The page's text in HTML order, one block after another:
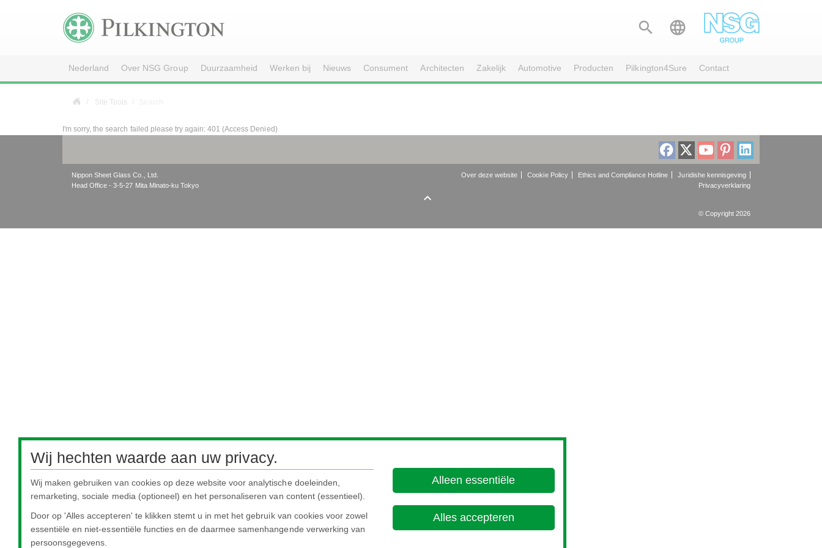
 
Nederland Over NSG Group Duurzaamheid Werken bij Nieuws Consument Architecten Zakelijk Automotive Producten Pilkington4Sure Contact
Site Tools
I'm sorry, the search failed please try again: 401 (Access Denied)
Nippon Sheet Glass Co., Ltd.
Head Office - 3-5-27 Mita Minato-ku Tokyo
Over deze website Cookie Policy Ethics and Compliance Hotline
Juridishe kennisgeving
Privacyverklaring

© Copyright 2026
Wij hechten waarde aan uw privacy.
Wij maken gebruiken van cookies op deze website voor analytische doeleinden,
remarketing, sociale media (optioneel) en het personaliseren van content (essentieel).
Door op 'Alles accepteren' te klikken stemt u in met het gebruik van cookies voor zowel
essentiële en niet-essentiële functies en de daarmee samenhangende verwerking van
persoonsgegevens.
Alleen essentiële
Alles accepteren